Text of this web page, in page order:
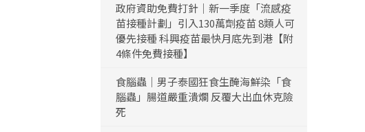
政府資助免費打針｜新一季度「流感疫
苗接種計劃」引入130萬劑疫苗 8類人可
優先接種 科興疫苗最快月底先到港【附
4條件免費接種】
食腦蟲｜男子泰國狂食生醃海鮮染「食
腦蟲」腸道嚴重潰爛 反覆大出血休克險
死